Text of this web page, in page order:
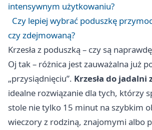
intensywnym użytkowaniu?
Czy lepiej wybrać poduszkę
czy zdejmowaną?
Krzesła z poduszką – czy są
Oj tak – różnica jest zauważalna już
„przysiądnięciu”. Krzesła do jadalni
idealne rozwiązanie dla tych, którzy
stole nie tylko 15 minut na szybkim
wieczory z rodziną, znajomymi albo